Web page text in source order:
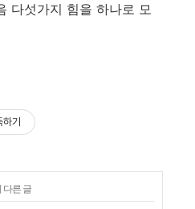
다섯가지 힘을 하나로 모
기
다른 글